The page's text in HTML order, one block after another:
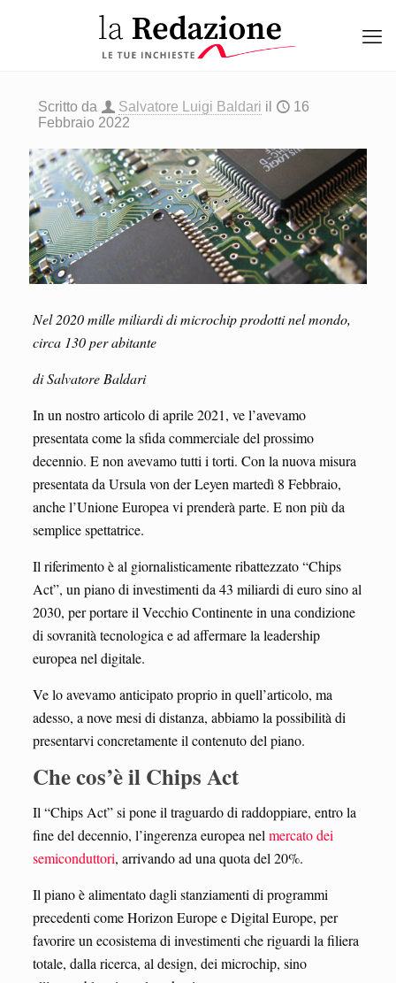
Scritto da Salvatore Luigi Baldari il
16
Febbraio 2022
Nel2020 mille miliardi di microchip prodotti nel mondo,
circa 130 per abitante
di Salvatore Baldari
In un nostro articolo di aprile 2021, ve l’avevamo
presentata come la sfida commerciale del prossimo
decennio. E non avevamo tutti i torti. Con la nuova misura
presentata da Ursula von der Leyen martedì 8 Febbraio,
anche l’Unione Europea vi prenderà parte. E non più da
semplice spettatrice.
Il riferimento è al giornalisticamente ribattezzato “Chips
Act”, un piano di investimenti da 43 miliardi di euro sino al
2030, per portare il Vecchio Continente in una condizione
di sovranità tecnologica e ad affermare la leadership
europea nel digitale.
Ve lo avevamo anticipato proprio in quell’articolo, ma
adesso, a nove mesi di distanza, abbiamo la possibilità di
presentarvi concretamente il contenuto del piano.
Che cos’è il Chips Act
Il “Chips Act” si pone il traguardo di raddoppiare, entro la
fine del decennio, l’ingerenza europea nel mercato dei
semiconduttori, arrivando ad una quota del 20%.
Il piano è alimentato dagli stanziamenti di programmi
precedenti come Horizon Europe e Digital Europe, per
favorire un ecosistema di investimenti che riguardi la filiera
totale, dalla ricerca, al design, dei microchip, sino